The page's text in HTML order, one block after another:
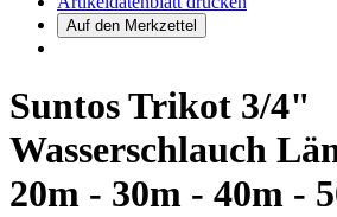
Suntos Trikot 3/4"
Wasserschlauch
20m - 30m - 40m -